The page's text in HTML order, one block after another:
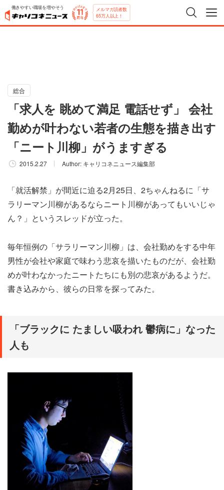
働きやすい職場を増やそう メルマガ読者数
65万人以上！
総合
「求人を 眺めて満足 電話せず」 会社
勤めが叶わない若者の生態を描き出す
「ニート川柳」がうますぎる
2015.2.27 Author: キャリコネニュース編集部
「就活解禁」が間近に迫る2月25日、2ちゃんねるに「サ
ラリーマン川柳があるならニート川柳があってもいいじゃ
ん？」というスレッドが立った。
毎年恒例の「サラリーマン川柳」は、会社勤めをする中年
男性が会社や家庭で味わう悲哀を描いたものだが、会社勤
めが叶わなかったニートたちにも別の悲哀があるようだ。
書き込みから、彼らの日常を探ってみた。
「ブラックに たましい吸われ 鬱病に」なった
人も